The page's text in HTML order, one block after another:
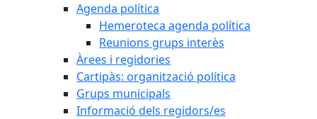
Agenda política
Hemeroteca agenda política
Reunions grups interès
Àrees i regidories
Cartipàs: organització política
Grups municipals
Informació dels regidors/es